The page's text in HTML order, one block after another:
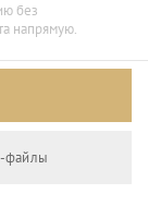
без
напрямую.
файлы